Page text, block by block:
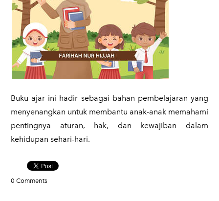
​Buku ajar ini hadir sebagai bahan pembelajaran yang
menyenangkan untuk membantu anak-anak memahami
pentingnya aturan, hak, dan kewajiban dalam
kehidupan sehari-hari.
0 Comments